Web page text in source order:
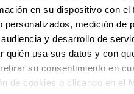
en su dispositivo con el
personalizados, medición de
y desarrollo de
quién usa sus datos y con
su consentimiento en
de cookies o clicando en el